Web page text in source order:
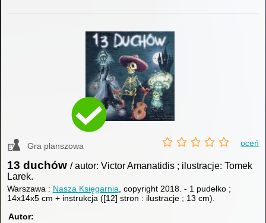
Gra planszowa oceń
13 duchów / autor: Victor Amanatidis ; ilustracje: Tomek
Larek.
Warszawa : Nasza Księgarnia , copyright 2018. - 1 pudełko ;
14x14x5 cm + instrukcja ([12] stron : ilustracje ; 13 cm).
Autor